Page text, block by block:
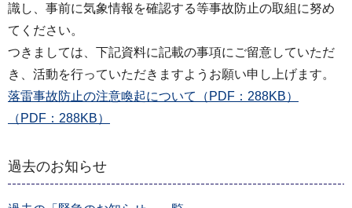
識し、事前に気象情報を確認する等事故防止の取組に努め
てください。
つきましては、下記資料に記載の事項にご留意していただ
き、活動を行っていただきますようお願い申し上げます。
落雷事故防止の注意喚起について（PDF：288KB）
（PDF：288KB）
過去のお知らせ